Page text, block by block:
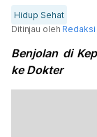
Hidup Sehat
Ditinjau oleh
Benjolan di
ke Dokter